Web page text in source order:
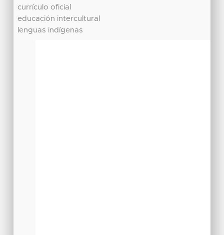
currículo oficial
educación intercultural
lenguas indígenas